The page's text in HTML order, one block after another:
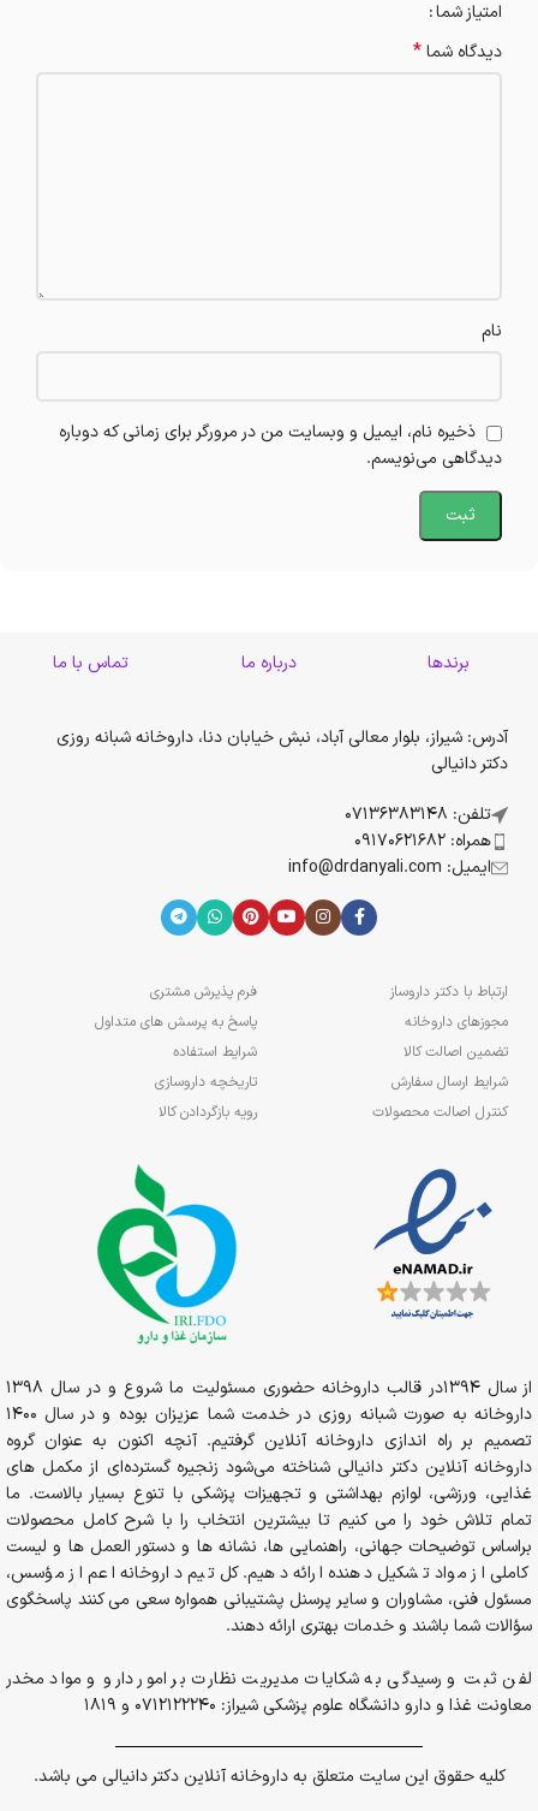
امتیاز شما
دیدگاه شما*
نام
ذخیره نام، ایمیل و وبسایت من در مرورگر برای زمانی که دوباره
دیدگاهی می‌نویسم.
برندها درباره ما تماس با ما
آدرس: شیراز، بلوار معالی آباد، نبش خیابان دنا، داروخانه شبانه روزی
دکتر دانیالی
تلفن: 07136383148
همراه: 09170621682
ایمیل: info@drdanyali.com
ارتباط با دکتر داروساز
مجوزهای داروخانه
تضمین اصالت کالا
شرایط ارسال سفارش
کنترل اصالت محصولات
فرم پذیرش مشتری
پاسخ به پرسش های متداول
شرایط استفاده
تاریخچه داروسازی
رویه بازگردادن کالا
از سال 1394در قالب داروخانه حضوری مسئولیت ما شروع و در سال 1398
داروخانه به صورت شبانه روزی در خدمت شما عزیزان بوده و در سال 1400
تصمیم بر راه اندازی داروخانه آنلاین گرفتیم. آنچه اکنون به عنوان گروه
داروخانه آنلاین دکتر دانیالی شناخته می‌شود زنجیره گسترده‌ای از مکمل های
غذایی، ورزشی، لوازم بهداشتی و تجهیزات پزشکی با تنوع بسیار بالاست. ما
تمام تلاش خود را می کنیم تا بیشترین انتخاب را با شرح کامل محصولات
براساس توضیحات جهانی، راهنمایی ها، نشانه ها و دستور العمل ها و لیست
کاملی از مواد تشکیل دهنده ارائه دهیم. کل تیم داروخانه اعم از مؤسس،
مسئول فنی، مشاوران و سایر پرسنل پشتیبانی همواره سعی می کنند پاسخگوی
سؤالات شما باشند و خدمات بهتری ارائه دهند.
لفن ثبت و رسیدگی به شکایات مدیریت نظارت بر امور دارو و مواد مخدر
معاونت غذا و دارو دانشگاه علوم پزشکی شیراز: 0712122240 و 1819
کلیه حقوق این سایت متعلق به داروخانه آنلاین دکتر دانیالی می باشد.